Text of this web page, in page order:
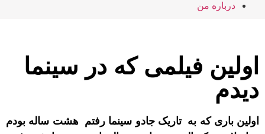
درباره من
اولین فیلمی که در سینما
دیدم
اولین باری که به تاریک جادو سینما رفتم هشت ساله بودم